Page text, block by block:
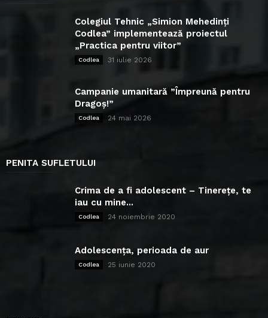
Colegiul Tehnic „Simion Mehedinți
Codlea” implementează proiectul
„Practica pentru viitor”
Codlea 31 iulie 2026
Campanie umanitară ”Împreună pentru
Dragoș!”
Codlea 24 mai 2026
PENITA SUFLETULUI
Crima de a fi adolescent – Tinerețe, te
iau cu mine...
Codlea 24 noiembrie 2020
Adolescența, perioada de aur
Codlea 25 iunie 2020